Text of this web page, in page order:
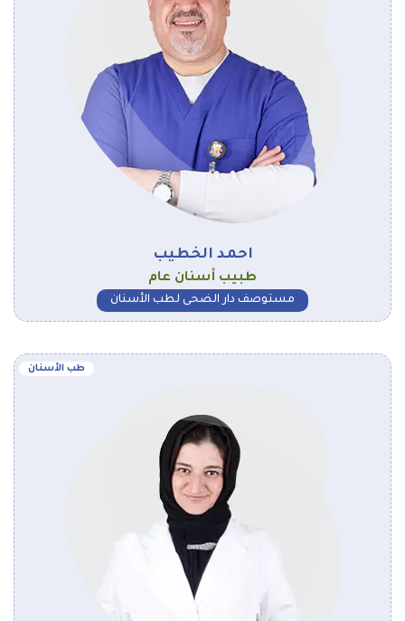
احمد الخطيب
طبيب أسنان عام
مستوصف دار الضحى لطب الأسنان
طب الأسنان